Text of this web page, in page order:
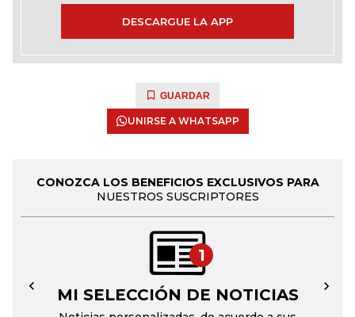
DESCARGUE LA APP
GUARDAR
UNIRSE A WHATSAPP
CONOZCA LOS BENEFICIOS EXCLUSIVOS PARA
NUESTROS SUSCRIPTORES
1
MI SELECCIÓN DE NOTICIAS
← →